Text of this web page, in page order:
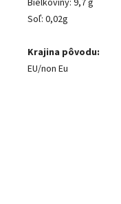
Bielkoviny: 9,7 g
Soľ: 0,02g
Krajina pôvodu:
EU/non Eu